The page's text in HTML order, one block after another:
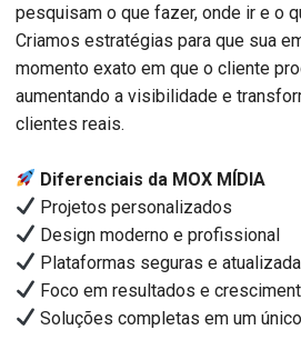
pesquisam o que fazer, onde ir e o
Criamos estratégias para que sua
momento exato em que o cliente
aumentando a visibilidade e
clientes reais.
Diferenciais da MOX MÍDIA
Projetos personalizados
Design moderno e profissional
Plataformas seguras e
Foco em resultados e
Soluções completas em um